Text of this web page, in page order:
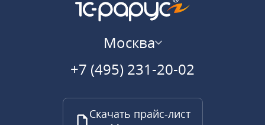
Москва
+7 (495) 231-20-02
Скачать прайс-лист